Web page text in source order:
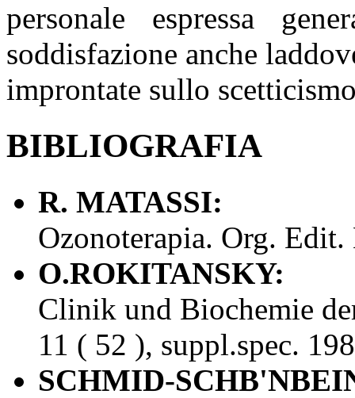
personale espressa
soddisfazione anche
improntate sullo
BIBLIOGRAFIA
R. MATASSI:
Ozonoterapia. Org.
O.ROKITANSKY:
Clinik und Biochemie
11 ( 52 ), suppl.spec.
SCHMID-